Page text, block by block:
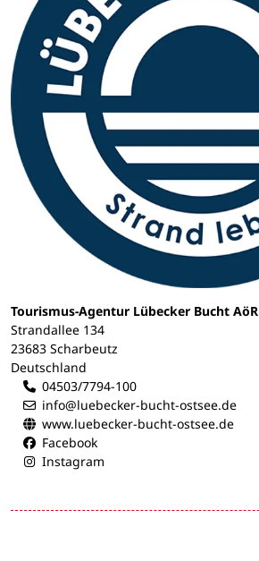
Tourismus-Agentur Lübecker Bucht AöR
Strandallee 134
23683 Scharbeutz
Deutschland
04503/7794-100
info@luebecker-bucht-ostsee.de
www.luebecker-bucht-ostsee.de
Facebook
Instagram